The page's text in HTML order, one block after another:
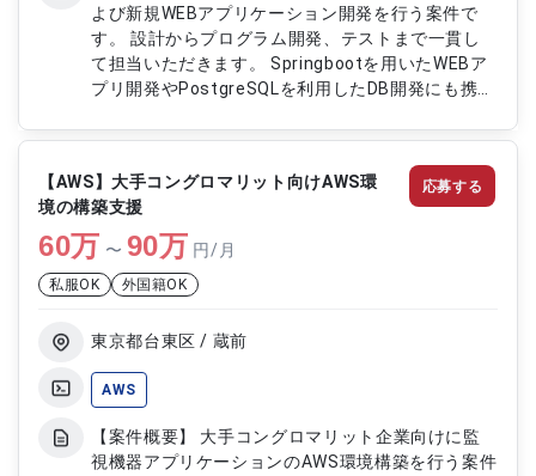
よび新規WEBアプリケーション開発を行う案件で
す。 設計からプログラム開発、テストまで一貫し
て担当いただきます。 Springbootを用いたWEBア
プリ開発やPostgreSQLを利用したDB開発にも携わ
対応など幅広い業務を担当するポジションです。
【作業内容】 ・製造管理サブシステムのリプレー
ス対応 ・WEBアプリケーションの設計および開発
・PostgreSQLプロシージャの設計および実装 ・既
存アプリケーション改修および調査対応 ・SQLを用
いたデータベース設計および最適化
【AWS】大手コングロマリット向けAWS環
境の構築支援
60万 〜 90万 円/月
私服OK 外国籍OK
東京都台東区 / 蔵前
AWS
【案件概要】 大手コングロマリット企業向けに監
視機器アプリケーションのAWS環境構築を行う案件
応募する